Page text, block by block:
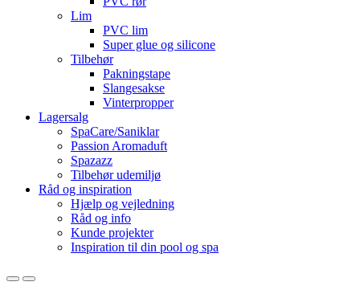
Lim
PVC lim
Super glue og silicone
Tilbehør
Pakningstape
Slangesakse
Vinterpropper
Lagersalg
SpaCare/Saniklar
Passion Aromaduft
Spazazz
Tilbehør udemiljø
Råd og inspiration
Hjælp og vejledning
Råd og info
Kunde projekter
Inspiration til din pool og spa
OpenClose